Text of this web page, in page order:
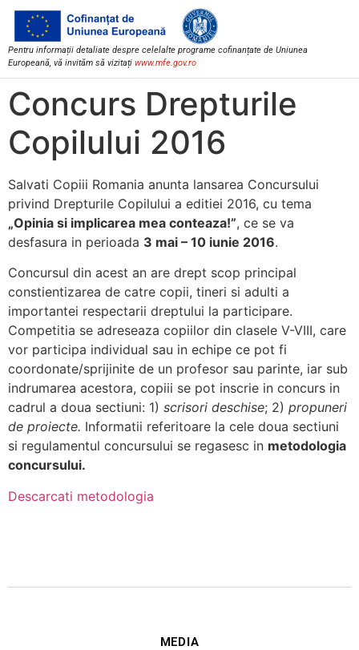
Pentru informații detaliate despre celelalte programe cofinanțate de Uniunea
Europeană, vă invităm să vizitați www.mfe.gov.ro
Concurs Drepturile
Copilului 2016
Salvati Copiii Romania anunta lansarea Concursului
privind Drepturile Copilului a editiei 2016, cu tema
„Opinia si implicarea mea conteaza!”, ce se va
desfasura in perioada 3 mai – 10 iunie 2016.
Concursul din acest an are drept scop principal
constientizarea de catre copii, tineri si adulti a
importantei respectarii dreptului la participare.
Competitia se adreseaza copiilor din clasele V-VIII, care
vor participa individual sau in echipe ce pot fi
coordonate/sprijinite de un profesor sau parinte, iar sub
indrumarea acestora, copiii se pot inscrie in concurs in
cadrul a doua sectiuni: 1) scrisori deschise; 2) propuneri
de proiecte. Informatii referitoare la cele doua sectiuni
si regulamentul concursului se regasesc in metodologia
concursului.
Descarcati metodologia
MEDIA